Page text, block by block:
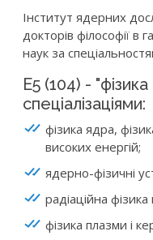
Інститут ядерних
докторів філософії в
наук за
E5 (104) -
спеціалізаціями:
фізика ядра,
високих енергій;
ядерно-фізичні
радіаційна
фізика плазми і